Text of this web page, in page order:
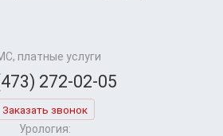
платные услуги
272-02-05
Заказать звонок
Урология: